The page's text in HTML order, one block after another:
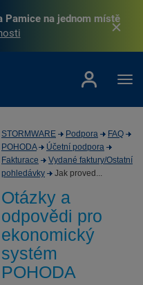
Pamice na jednom místě
STORMWARE Podpora
FAQ
POHODA
Účetní podpora
Fakturace
Vydané faktury/Ostatní
pohledávky
Jak proved...
Otázky a
odpovědi pro
ekonomický
systém
POHODA